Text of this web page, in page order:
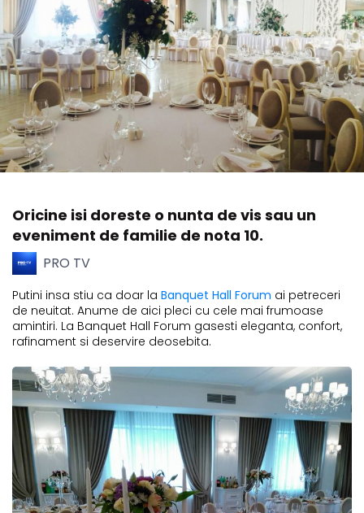
Oricine isi doreste o nunta de vis sau un
eveniment de familie de nota 10.
PRO TV
Putini insa stiu ca doar la Banquet Hall Forum ai petreceri
de neuitat. Anume de aici pleci cu cele mai frumoase
amintiri. La Banquet Hall Forum gasesti eleganta, confort,
rafinament si deservire deosebita.